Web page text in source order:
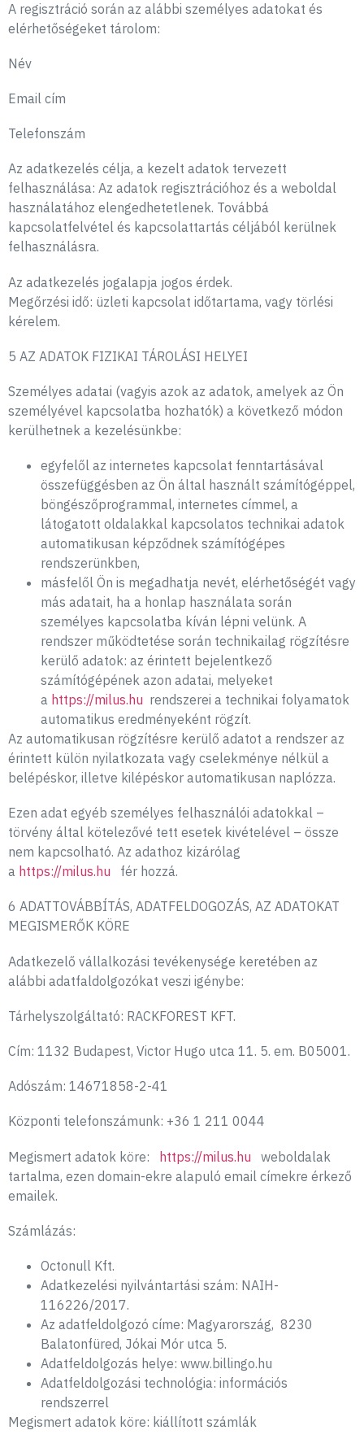
A regisztráció során az alábbi személyes adatokat és
elérhetőségeket tárolom:
Név
Email cím
Telefonszám
Az adatkezelés célja, a kezelt adatok tervezett
felhasználása: Az adatok regisztrációhoz és a weboldal
használatához elengedhetetlenek. Továbbá
kapcsolatfelvétel és kapcsolattartás céljából kerülnek
felhasználásra.
Az adatkezelés jogalapja jogos érdek.
Megőrzési idő: üzleti kapcsolat időtartama, vagy törlési
kérelem.
5 AZ ADATOK FIZIKAI TÁROLÁSI HELYEI
Személyes adatai (vagyis azok az adatok, amelyek az Ön
személyével kapcsolatba hozhatók) a következő módon
kerülhetnek a kezelésünkbe:
egyfelől az internetes kapcsolat fenntartásával
összefüggésben az Ön által használt számítógéppel,
böngészőprogrammal, internetes címmel, a
látogatott oldalakkal kapcsolatos technikai adatok
automatikusan képződnek számítógépes
rendszerünkben,
másfelől Ön is megadhatja nevét, elérhetőségét vagy
más adatait, ha a honlap használata során
személyes kapcsolatba kíván lépni velünk. A
rendszer működtetése során technikailag rögzítésre
kerülő adatok: az érintett bejelentkező
számítógépének azon adatai, melyeket
a https://milus.hu rendszerei a technikai folyamatok
automatikus eredményeként rögzít.
Az automatikusan rögzítésre kerülő adatot a rendszer az
érintett külön nyilatkozata vagy cselekménye nélkül a
belépéskor, illetve kilépéskor automatikusan naplózza.
Ezen adat egyéb személyes felhasználói adatokkal –
törvény által kötelezővé tett esetek kivételével – össze
nem kapcsolható. Az adathoz kizárólag
a https://milus.hu fér hozzá.
6 ADATTOVÁBBÍTÁS, ADATFELDOGOZÁS, AZ ADATOKAT
MEGISMERŐK KÖRE
Adatkezelő vállalkozási tevékenysége keretében az
alábbi adatfaldolgozókat veszi igénybe:
Tárhelyszolgáltató: RACKFOREST KFT.
Cím: 1132 Budapest, Victor Hugo utca 11. 5. em. B05001.
Adószám: 14671858-2-41
Központi telefonszámunk: +36 1 211 0044
Megismert adatok köre: https://milus.hu
weboldalak
tartalma, ezen domain-ekre alapuló email címekre érkező
emailek.
Számlázás:
Octonull Kft.
Adatkezelési nyilvántartási szám: NAIH-
116226/2017.
Az adatfeldolgozó címe: Magyarország, 8230
Balatonfüred, Jókai Mór utca 5.
Adatfeldolgozás helye: www.billingo.hu
Adatfeldolgozási technológia: információs
rendszerrel
Megismert adatok köre: kiállított számlák